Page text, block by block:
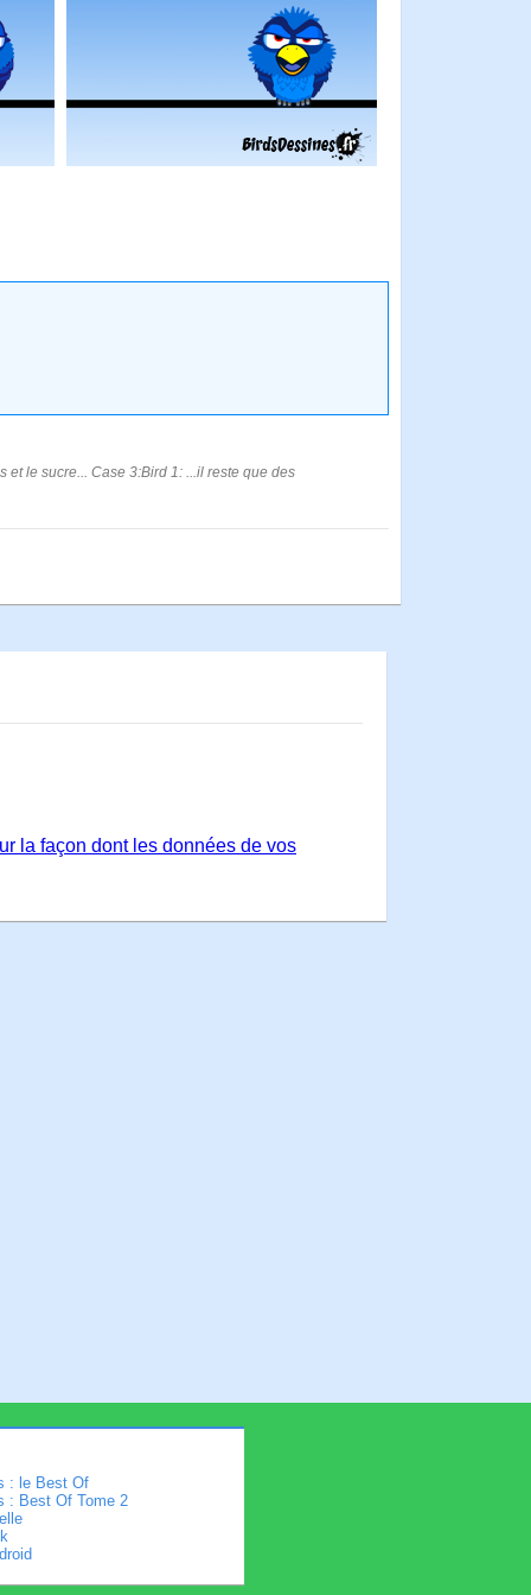
le sucre... Case 3:Bird 1: ...il reste que des
la façon dont les données de vos
: le Best Of
: Best Of Tome 2